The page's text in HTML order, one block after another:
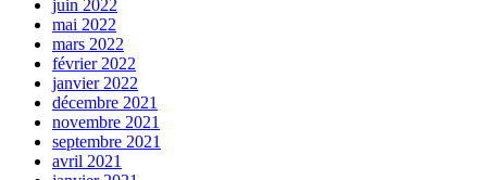
juin 2022
mai 2022
mars 2022
février 2022
janvier 2022
décembre 2021
novembre 2021
septembre 2021
avril 2021